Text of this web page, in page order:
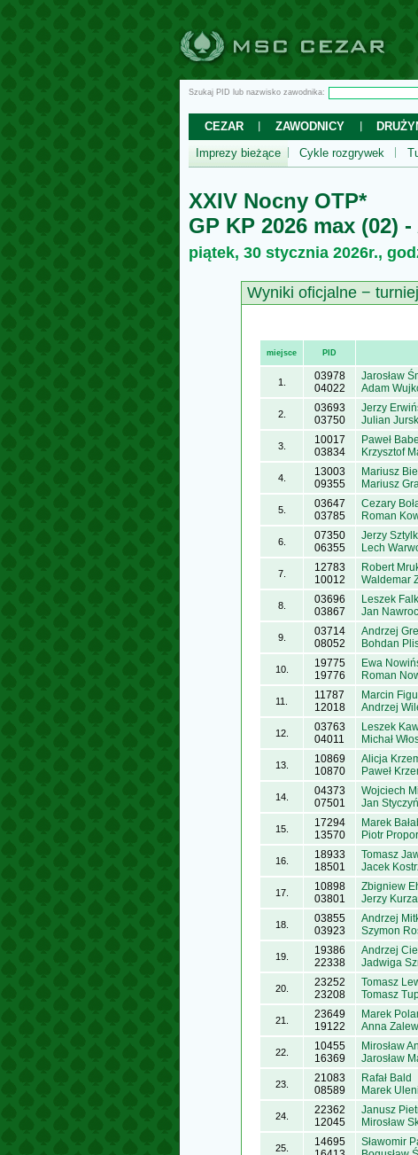
Szukaj PID lub nazwisko zawodnika:
CEZAR ZAWODNICY
Imprezy bieżące
Cykle rozgrywek
XXIV Nocny OTP*
GP KP 2026 max (02)
piątek, 30 stycznia 2026r.,
Wyniki oficjalne −
miejsce PID
1.
03978
04022
Jarosław
Adam
2.
03693
03750
Jerzy
Julian
3.
10017
03834
Paweł
Krzysztof
4.
13003
09355
Mariusz
Mariusz
5.
03647
03785
Cezary
Roman
6.
07350
06355
Jerzy
Lech
7.
12783
10012
Robert
Waldemar
8.
03696
03867
Leszek
Jan
9.
03714
08052
Andrzej
Bohdan
10.
19775
19776
Ewa
Roman
11.
11787
12018
Marcin
Andrzej
12.
03763
04011
Leszek
Michał
13.
10869
10870
Alicja
Paweł
14.
04373
07501
Wojciech
Jan
15.
17294
13570
Marek
Piotr
16.
18933
18501
Tomasz
Jacek
17.
10898
03801
Zbigniew
Jerzy
18.
03855
03923
Andrzej
Szymon
19.
19386
22338
Andrzej
Jadwiga
20.
23252
23208
Tomasz
Tomasz
21.
23649
19122
Marek
Anna
22.
10455
16369
Mirosław
Jarosław
23.
21083
08589
Rafał Bald
Marek
24.
22362
12045
Janusz
Mirosław
25.
14695
Sławomir